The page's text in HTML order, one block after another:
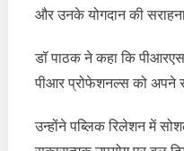
और उनके योगदान की
डॉ पाठक ने कहा कि
पीआर प्रोफेशनल्स को अपने
उन्होंने पब्लिक रिलेशन में